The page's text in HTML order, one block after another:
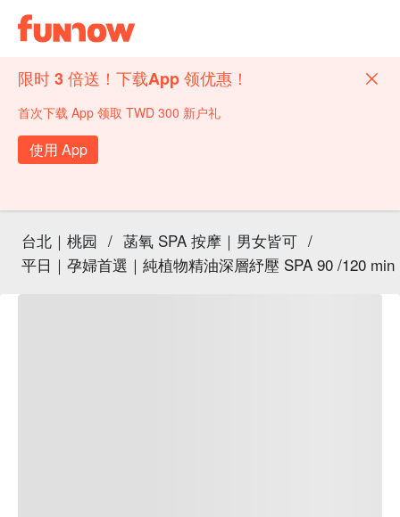
限时 3 倍送！下载App 领优惠！
首次下载 App 领取 TWD 300 新户礼
使用 App
台北｜桃园 / 菡氧 SPA 按摩｜男女皆可 /
平日｜孕婦首選｜純植物精油深層紓壓 SPA 90 /120 min